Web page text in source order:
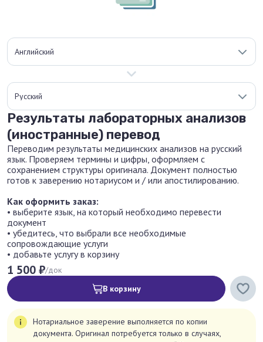
Английский
Русский
Результаты лабораторных анализов
(иностранные) перевод
Переводим результаты медицинских анализов на русский
язык. Проверяем термины и цифры, оформляем с
сохранением структуры оригинала. Документ полностью
готов к заверению нотариусом и / или апостилированию.
Как оформить заказ:
• выберите язык, на который необходимо перевести
документ
• убедитесь, что выбрали все необходимые
сопровождающие услуги
• добавьте услугу в корзину
1 500 ₽/док
В корзину
Нотариальное заверение выполняется по копии
документа. Оригинал потребуется только в случаях,